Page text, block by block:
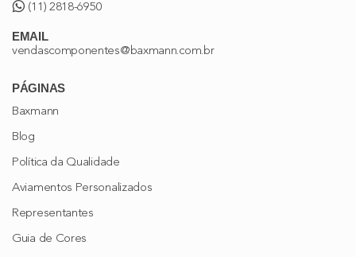
(11) 2818-6950
EMAIL
vendascomponentes@baxmann.com.br
PÁGINAS
Baxmann
Blog
Política da Qualidade
Aviamentos Personalizados
Representantes
Guia de Cores